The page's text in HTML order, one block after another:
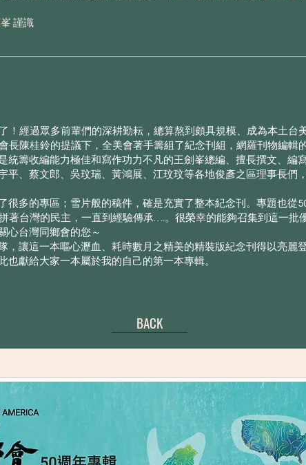
謹識
！經過眾多前輩們的深耕勤耘，總算熬到頗具規模、成為本土台
長陳桂鈴的提議下，全美會著手籌組了紀念刊組，網羅刊物編輯
統籌收編能力極佳和寫作功力不凡的王劍峯總編、擅長撰文、編
平、蔡文郎、吳玟瑞、黃鴻展、江玟玟等各地俊彥之區理事長們
很多的專區；雪片般的稿件，確是充實了整本紀念刊。專題也從
著台灣的民主，一直到經驗傳承….。很榮幸的能夠召集到這一批
心台灣同鄉會的您～
，讓這一本嘔心瀝血、耗時數月之精美的精裝版紀念刊得以亮麗
也獻給大家一本屬於我的自己的第一本專輯。
BACK